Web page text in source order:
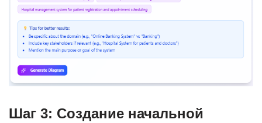
Шаг 3: Создание начальной